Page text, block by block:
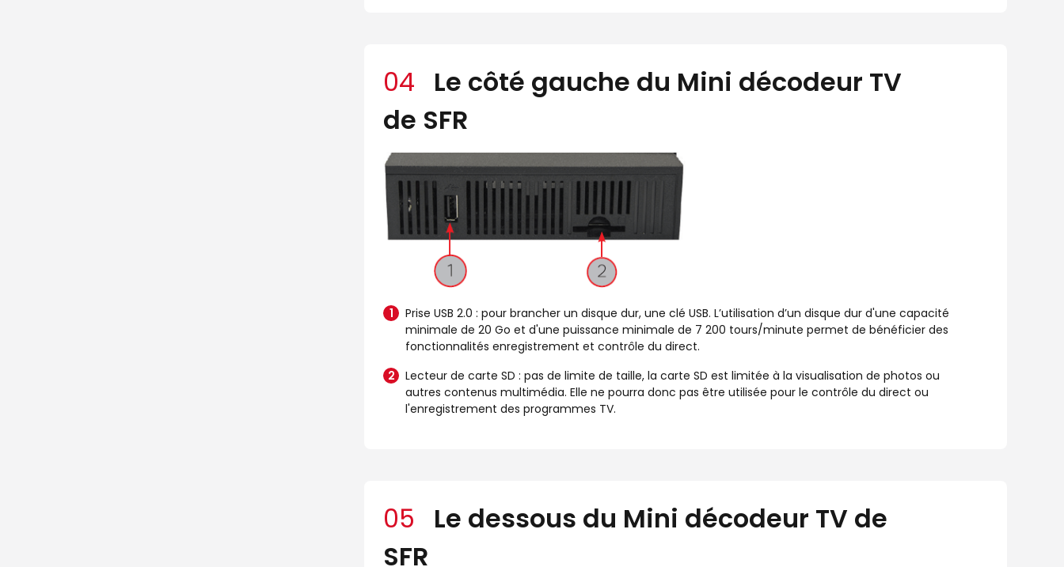
04 Le côté gauche du Mini décodeur TV
de SFR
Prise USB 2.0 : pour brancher un disque dur, une clé USB. L’utilisation d’un disque dur d'une capacité
minimale de 20 Go et d'une puissance minimale de 7 200 tours/minute permet de bénéficier des
fonctionnalités enregistrement et contrôle du direct.
Lecteur de carte SD : pas de limite de taille, la carte SD est limitée à la visualisation de photos ou
autres contenus multimédia. Elle ne pourra donc pas être utilisée pour le contrôle du direct ou
l'enregistrement des programmes TV.
05
Le dessous du Mini décodeur TV de
SFR